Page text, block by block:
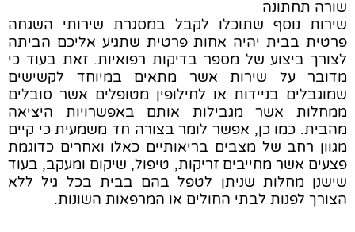
שורה תחתונה
שירות נוסף שתוכלו לקבל במסגרת שירותי השגחה
פרטית בבית יהיה אחות פרטית שתגיע אליכם הביתה
לצורך ביצוע של מספר בדיקות רפואיות. זאת בעוד כי
מדובר על שירות אשר מתאים במיוחד לקשישים
שמוגבלים בניידות או לחילופין מטופלים אשר סובלים
ממחלות אשר מגבילות אותם באפשרויות היציאה
מהבית. כמו כן, אפשר לומר בצורה חד משמעית כי קיים
מגוון רחב של מצבים בריאותיים כאלו ואחרים כדוגמת
פצעים אשר מחייבים זריקות, טיפול, שיקום ומעקב, בעוד
שישנן מחלות שניתן לטפל בהם בבית בכל גיל ללא
הצורך לפנות לבתי החולים או המרפאות השונות.